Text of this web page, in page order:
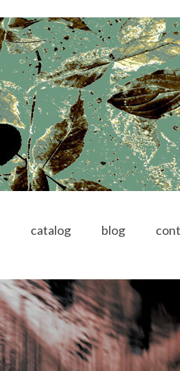
catalog blog